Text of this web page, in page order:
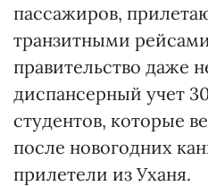
пассажиров,
транзитными
правительство даже
диспансерный учет
студентов, которые
после новогодних
прилетели из Уханя.